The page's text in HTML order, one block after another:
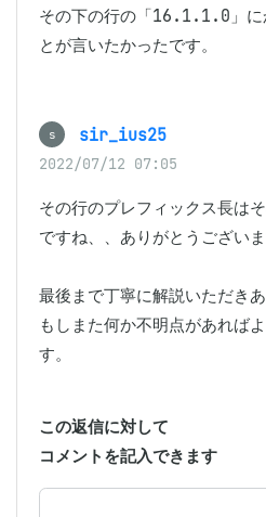
その下の行の「16.1.1.0」に
とが言いたかったです。
s sir_ius25
2022/07/12 07:05
その行のプレフィックス長は
ですね、、ありがとうござい
最後まで丁寧に解説いただき
もしまた何か不明点があれば
す。
この返信に対して
コメントを記入できます